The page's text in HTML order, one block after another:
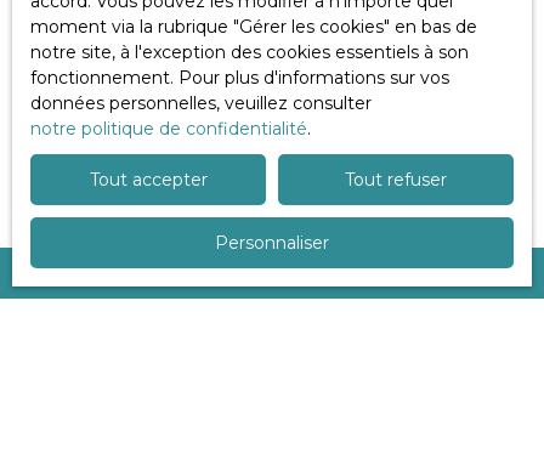
approche claire, humaine et personnalisée.
Pour échanger sur votre projet ou confier la gestion de
votre bien, vous pouvez contacterSun Immobilia
04 93 19 05 30. Nous serons ravis de vous
accompagner durablement dans votre investissement
immobilier.
moment via la rubrique ″Gérer les cookies″ en bas de
notre site, à l'exception des cookies essentiels à son
fonctionnement. Pour plus d'informations sur vos
données personnelles, veuillez consulter
notre politique de confidentialité.
Tout accepter Tout refuser
Personnaliser